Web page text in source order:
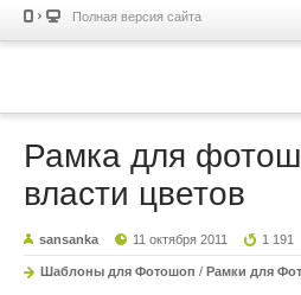
Полная версия сайта
Рамка для
власти цветов
sansanka 11 октября 2011 1 191
Шаблоны для Фотошоп / Рамки для